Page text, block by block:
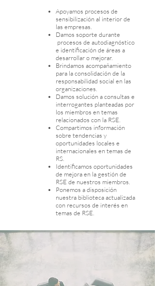
Apoyamos procesos de
sensibilización al interior de
las empresas.
Damos soporte durante
procesos de autodiagnóstico
e identificación de áreas a
desarrollar o mejorar.
Brindamos acompañamiento
para la consolidación de la
responsabilidad social en las
organizaciones.
Damos solución a consultas e
interrogantes planteadas por
los miembros en temas
relacionados con la RSE.
Compartimos información
sobre tendencias y
oportunidades locales e
internacionales en temas de
RS.
Identificamos oportunidades
de mejora en la gestión de
RSE de nuestros miembros.
Ponemos a disposición
nuestra biblioteca actualizada
con recursos de interés en
temas de RSE.